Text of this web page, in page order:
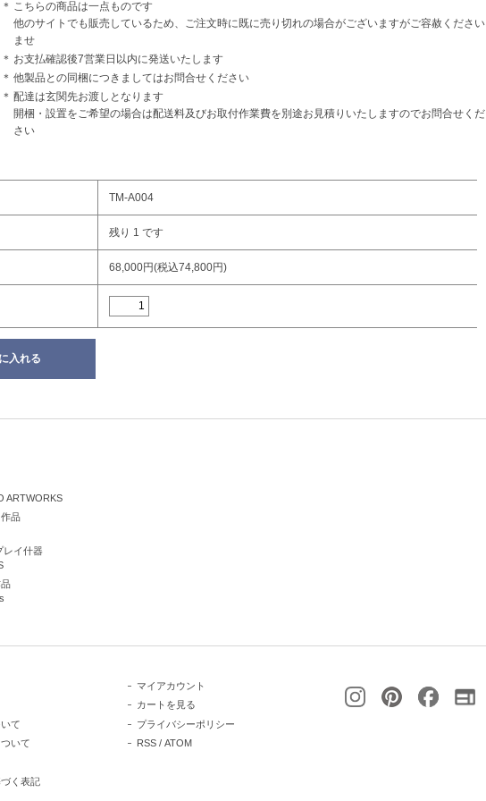
＊
こちらの商品は一点ものです
他のサイトでも販売しているため、ご注文時に既に売り切れの場合がございますがご容赦ください
ませ
＊ お支払確認後7営業日以内に発送いたします
＊ 他製品との同梱につきましてはお問合せください
＊ 配達は玄関先お渡しとなります
開梱・設置をご希望の場合は配送料及びお取付作業費を別途お見積りいたしますのでお問合せくだ
さい
TM-A004
残り 1 です
68,000円(税込74,800円)
ARTWORKS
品
レイ什器
て
いて
く表記
マイアカウント
カートを見る
プライバシーポリシー
RSS/ ATOM